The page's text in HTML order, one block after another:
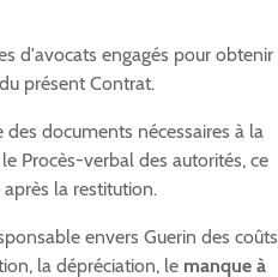
d'avocats engagés pour obtenir
présent Contrat.
documents nécessaires à la
Procès-verbal des autorités, ce
la restitution.
envers Guerin des coûts
la dépréciation, le manque à